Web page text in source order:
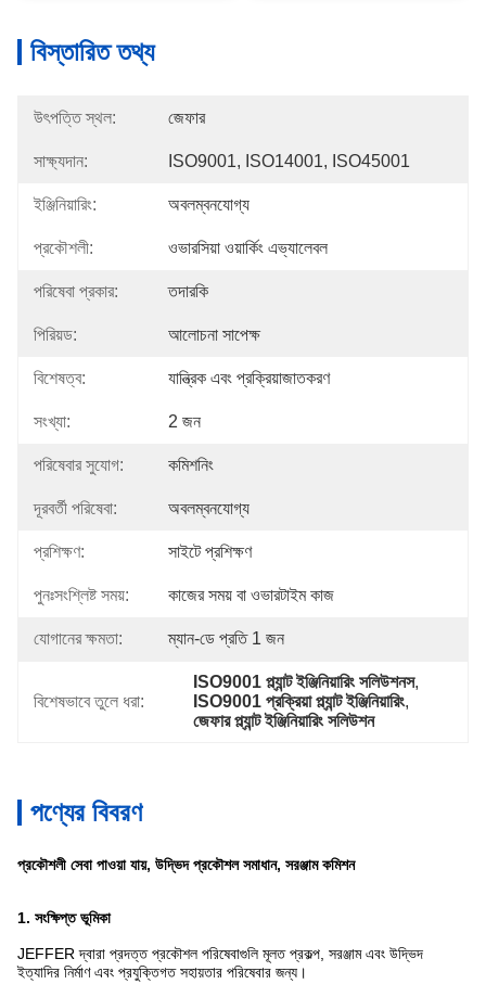
বিস্তারিত তথ্য
উৎপত্তি স্থল: জেফার
সাক্ষ্যদান: ISO9001, ISO14001, ISO45001
ইঞ্জিনিয়ারিং: অবলম্বনযোগ্য
প্রকৌশলী: ওভারসিয়া ওয়ার্কিং এভ্যালেবল
পরিষেবা প্রকার: তদারকি
পিরিয়ড: আলোচনা সাপেক্ষ
বিশেষত্ব: যান্ত্রিক এবং প্রক্রিয়াজাতকরণ
সংখ্যা: 2 জন
পরিষেবার সুযোগ: কমিশনিং
দূরবর্তী পরিষেবা: অবলম্বনযোগ্য
প্রশিক্ষণ: সাইটে প্রশিক্ষণ
পুনঃসংশ্লিষ্ট সময়: কাজের সময় বা ওভারটাইম কাজ
যোগানের ক্ষমতা: ম্যান-ডে প্রতি 1 জন
বিশেষভাবে তুলে ধরা:
ISO9001 প্ল্যান্ট ইঞ্জিনিয়ারিং সলিউশনস,
ISO9001 প্রক্রিয়া প্ল্যান্ট ইঞ্জিনিয়ারিং,
জেফার প্ল্যান্ট ইঞ্জিনিয়ারিং সলিউশন
পণ্যের বিবরণ
প্রকৌশলী সেবা পাওয়া যায়, উদ্ভিদ প্রকৌশল সমাধান, সরঞ্জাম কমিশন
1. সংক্ষিপ্ত ভূমিকা
JEFFER দ্বারা প্রদত্ত প্রকৌশল পরিষেবাগুলি মূলত প্রকল্প, সরঞ্জাম এবং উদ্ভিদ
ইত্যাদির নির্মাণ এবং প্রযুক্তিগত সহায়তার পরিষেবার জন্য।